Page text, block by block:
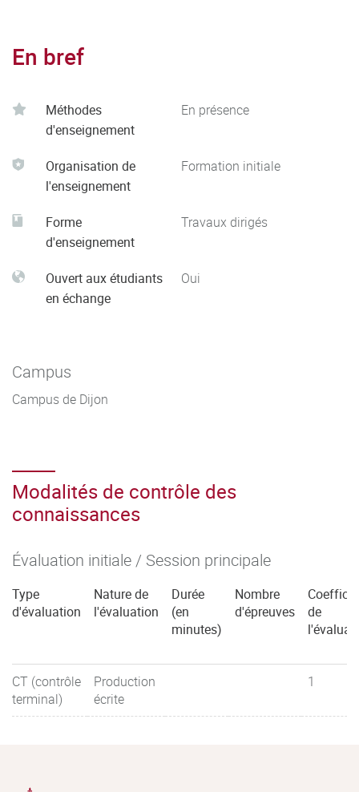
En bref
Méthodes
d'enseignement
En présence
Organisation de
l'enseignement
Formation initiale
Forme
d'enseignement
Travaux dirigés
Ouvert aux étudiants
en échange
Oui
Campus
Campus de Dijon
Modalités de contrôle des
connaissances
Évaluation initiale / Session principale
Type
d'évaluation
Nature de
l'évaluation
Durée
(en
minutes)
Nombre
d'épreuves
de
CT (contrôle
terminal)
Production
écrite
1